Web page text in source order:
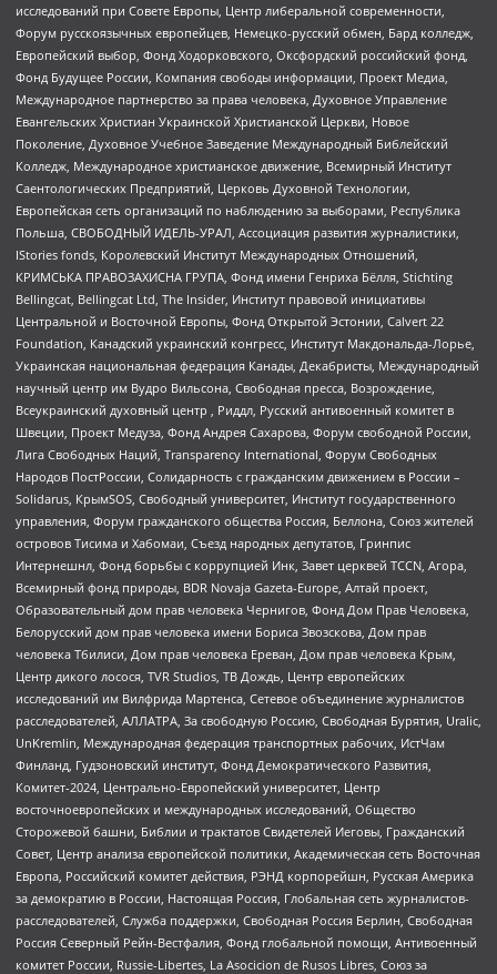
исследований при Совете Европы, Центр либеральной современности,
Форум русскоязычных европейцев, Немецко-русский обмен, Бард колледж,
Европейский выбор, Фонд Ходорковского, Оксфордский российский фонд,
Фонд Будущее России, Компания свободы информации, Проект Медиа,
Международное партнерство за права человека, Духовное Управление
Евангельских Христиан Украинской Христианской Церкви, Новое
Поколение, Духовное Учебное Заведение Международный Библейский
Колледж, Международное христианское движение, Всемирный Институт
Саентологических Предприятий, Церковь Духовной Технологии,
Европейская сеть организаций по наблюдению за выборами, Республика
Польша, СВОБОДНЫЙ ИДЕЛЬ-УРАЛ, Ассоциация развития журналистики,
IStories fonds, Королевский Институт Международных Отношений,
КРИМСЬКА ПРАВОЗАХИСНА ГРУПА, Фонд имени Генриха Бёлля, Stichting
Bellingcat, Bellingcat Ltd, The Insider, Институт правовой инициативы
Центральной и Восточной Европы, Фонд Открытой Эстонии, Calvert 22
Foundation, Канадский украинский конгресс, Институт Макдональда-Лорье,
Украинская национальная федерация Канады, Декабристы, Международный
научный центр им Вудро Вильсона, Свободная пресса, Возрождение,
Всеукраинский духовный центр , Риддл, Русский антивоенный комитет в
Швеции, Проект Медуза, Фонд Андрея Сахарова, Форум свободной России,
Лига Свободных Наций, Transparеncy International, Форум Свободных
Народов ПостРоссии, Солидарность с гражданским движением в России –
Solidarus, КрымSOS, Свободный университет, Институт государственного
управления, Форум гражданского общества Россия, Беллона, Союз жителей
островов Тисима и Хабомаи, Съезд народных депутатов, Гринпис
Интернешнл, Фонд борьбы с коррупцией Инк, Завет церквей TCCN, Агора,
Всемирный фонд природы, BDR Novaja Gazeta-Europe, Алтай проект,
Образовательный дом прав человека Чернигов, Фонд Дом Прав Человека,
Белорусский дом прав человека имени Бориса Звозскова, Дом прав
человека Тбилиси, Дом прав человека Ереван, Дом прав человека Крым,
Центр дикого лосося, TVR Studios, ТВ Дождь, Центр европейских
исследований им Вилфрида Мартенса, Сетевое объединение журналистов
расследователей, АЛЛАТРА, За свободную Россию, Свободная Бурятия, Uralic,
UnKremlin, Международная федерация транспортных рабочих, ИстЧам
Финланд, Гудзоновский институт, Фонд Демократического Развития,
Комитет-2024, Центрально-Европейский университет, Центр
восточноевропейских и международных исследований, Общество
Сторожевой башни, Библии и трактатов Свидетелей Иеговы, Гражданский
Совет, Центр анализа европейской политики, Академическая сеть Восточная
Европа, Российский комитет действия, РЭНД корпорейшн, Русская Америка
за демократию в России, Настоящая Россия, Глобальная сеть журналистов-
расследователей, Служба поддержки, Свободная Россия Берлин, Свободная
Россия Северный Рейн-Вестфалия, Фонд глобальной помощи, Антивоенный
комитет России, Russie-Libertes, La Asocicion de Rusos Libres, Союз за